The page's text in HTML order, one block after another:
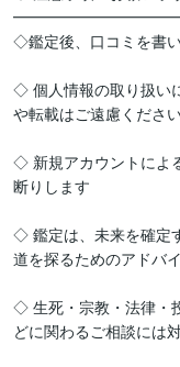
◇鑑定後、口コミを書
◇ 個人情報の取り扱い
や転載はご遠慮くださ
◇ 新規アカウントによ
断りします
◇ 鑑定は、未来を確定
道を探るためのアドバ
◇ 生死・宗教・法律・
どに関わるご相談には